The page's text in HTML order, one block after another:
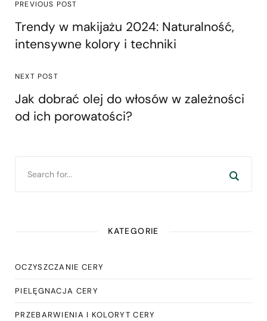
PREVIOUS POST
Trendy w makijażu 2024: Naturalność,
intensywne kolory i techniki
NEXT POST
Jak dobrać olej do włosów w zależności
od ich porowatości?
KATEGORIE
OCZYSZCZANIE CERY
PIELĘGNACJA CERY
PRZEBARWIENIA I KOLORYT CERY